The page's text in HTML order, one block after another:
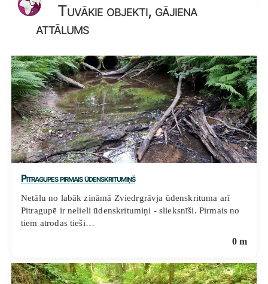
Tuvākie objekti, gājiena
attālums
Pitragupes pirmais ūdenskritumiņš
Netālu no labāk zināmā Zviedrgrāvja ūdenskrituma arī
Pitragupē ir nelieli ūdenskritumiņi - slieksnīši. Pirmais no
tiem atrodas tieši…
0 m